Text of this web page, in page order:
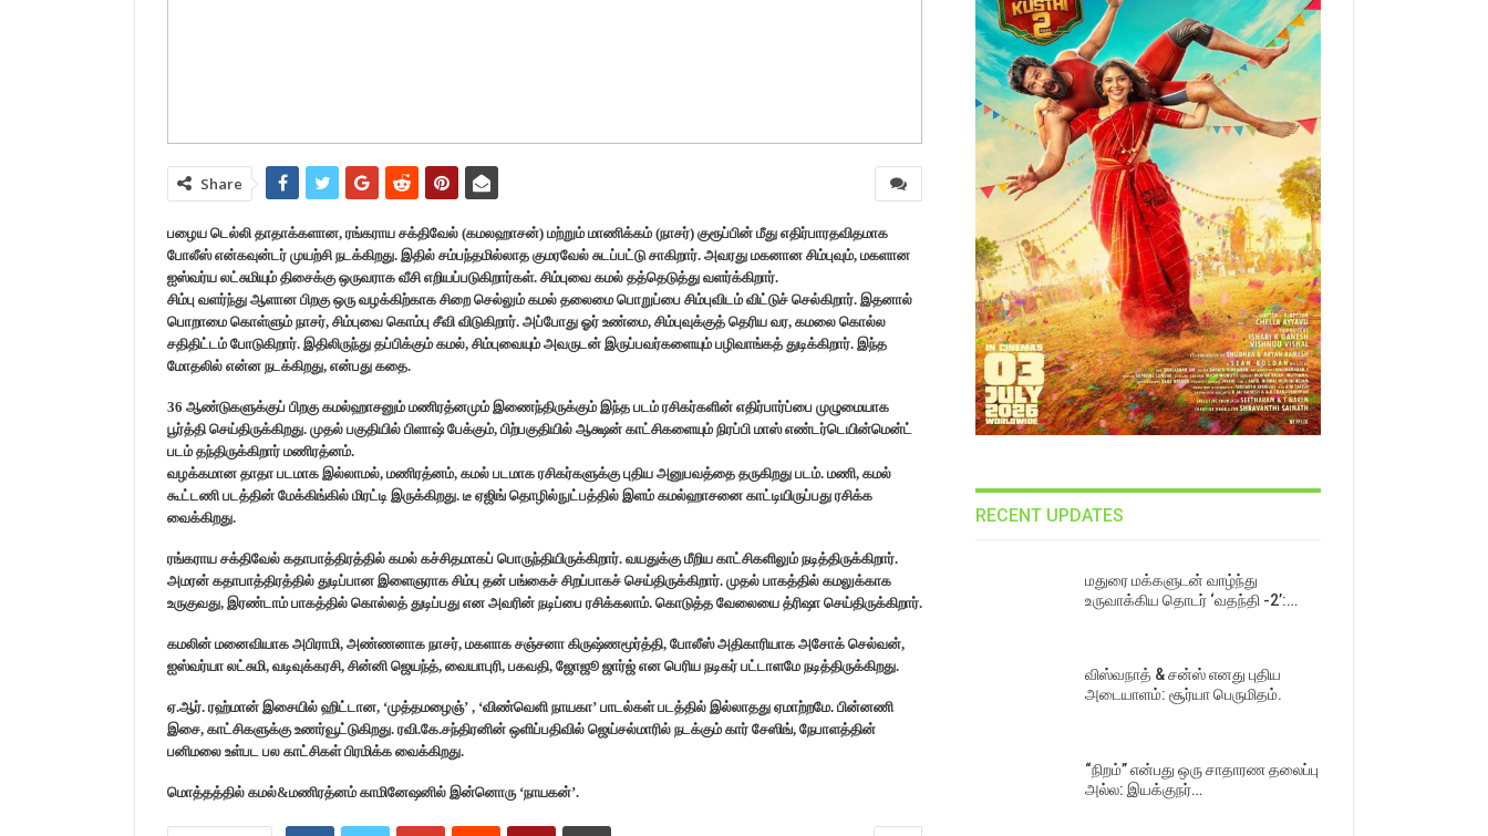
Share
பழைய டெல்லி தாதாக்களான, ரங்கராய சக்திவேல் (கமலஹாசன்) மற்றும் மாணிக்கம் (நாசர்) குரூப்பின் மீது எதிர்பாரதவிதமாக
போலீஸ் என்கவுன்டர் முயற்சி நடக்கிறது. இதில் சம்பந்தமில்லாத குமரவேல் சுடப்பட்டு சாகிறார். அவரது மகனான சிம்புவும், மகளான
ஐஸ்வர்ய லட்சுமியும் திசைக்கு ஒருவராக வீசி எறியப்படுகிறார்கள். சிம்புவை கமல் தத்தெடுத்து வளர்க்கிறார்.
சிம்பு வளர்ந்து ஆளான பிறகு ஒரு வழக்கிற்காக சிறை செல்லும் கமல் தலைமை பொறுப்பை சிம்புவிடம் விட்டுச் செல்கிறார். இதனால்
பொறாமை கொள்ளும் நாசர், சிம்புவை கொம்பு சீவி விடுகிறார். அப்போது ஓர் உண்மை, சிம்புவுக்குத் தெரிய வர, கமலை கொல்ல
சதிதிட்டம் போடுகிறார். இதிலிருந்து தப்பிக்கும் கமல், சிம்புவையும் அவருடன் இருப்பவர்களையும் பழிவாங்கத் துடிக்கிறார். இந்த
மோதலில் என்ன நடக்கிறது, என்பது கதை.
36 ஆண்டுகளுக்குப் பிறகு கமல்ஹாசனும் மணிரத்னமும் இணைந்திருக்கும் இந்த படம் ரசிகர்களின் எதிர்பார்ப்பை முழுமையாக
பூர்த்தி செய்திருக்கிறது. முதல் பகுதியில் பிளாஷ் பேக்கும், பிற்பகுதியில் ஆக்ஷன் காட்சிகளையும் நிரப்பி மாஸ் எண்டர்டெயின்மென்ட்
படம் தந்திருக்கிறார் மணிரத்னம்.
வழக்கமான தாதா படமாக இல்லாமல், மணிரத்னம், கமல் படமாக ரசிகர்களுக்கு புதிய அனுபவத்தை தருகிறது படம். மணி, கமல்
கூட்டணி படத்தின் மேக்கிங்கில் மிரட்டி இருக்கிறது. டீ ஏஜிங் தொழில்நுட்பத்தில் இளம் கமல்ஹாசனை காட்டியிருப்பது ரசிக்க
வைக்கிறது.
ரங்கராய சக்திவேல் கதாபாத்திரத்தில் கமல் கச்சிதமாகப் பொருந்தியிருக்கிறார். வயதுக்கு மீறிய காட்சிகளிலும் நடித்திருக்கிறார்.
அமரன் கதாபாத்திரத்தில் துடிப்பான இளைஞராக சிம்பு தன் பங்கைச் சிறப்பாகச் செய்திருக்கிறார். முதல் பாகத்தில் கமலுக்காக
உருகுவது, இரண்டாம் பாகத்தில் கொல்லத் துடிப்பது என அவரின் நடிப்பை ரசிக்கலாம். கொடுத்த வேலையை த்ரிஷா செய்திருக்கிறார்.
கமலின் மனைவியாக அபிராமி, அண்ணனாக நாசர், மகளாக சஞ்சனா கிருஷ்ணமூர்த்தி, போலீஸ் அதிகாரியாக அசோக் செல்வன்,
ஐஸ்வர்யா லட்சுமி, வடிவுக்கரசி, சின்னி ஜெயந்த், வையாபுரி, பகவதி, ஜோஜூ ஜார்ஜ் என பெரிய நடிகர் பட்டாளமே நடித்திருக்கிறது.
ஏ.ஆர். ரஹ்மான் இசையில் ஹிட்டான, ‘முத்தமழைஞ்’ , ‘விண்வெளி நாயகா’ பாடல்கள் படத்தில் இல்லாதது ஏமாற்றமே. பின்னணி
இசை, காட்சிகளுக்கு உணர்வூட்டுகிறது. ரவி.கே.சந்திரனின் ஒளிப்பதிவில் ஜெய்சல்மாரில் நடக்கும் கார் சேஸிங், நேபாளத்தின்
பனிமலை உள்பட பல காட்சிகள் பிரமிக்க வைக்கிறது.
மொத்தத்தில் கமல்&மணிரத்னம் காமினேஷனில் இன்னொரு ‘நாயகன்’.
RECENT UPDATES
மதுரை மக்களுடன் வாழ்ந்து
உருவாக்கிய தொடர் ‘வதந்தி -2’:…
விஸ்வநாத் & சன்ஸ் எனது புதிய
அடையாளம்: சூர்யா பெருமிதம்.
“நிறம்” என்பது ஒரு சாதாரண தலைப்பு
அல்ல: இயக்குநர்…